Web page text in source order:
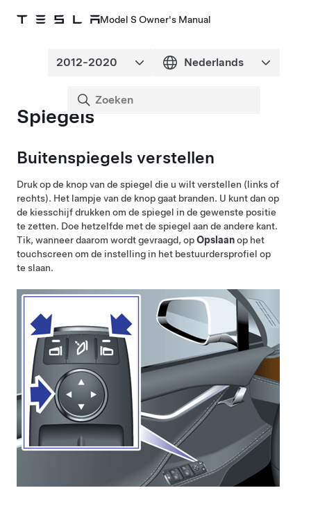
Model S Owner's Manual
Spiegels
Buitenspiegels verstellen
Druk op de knop van de spiegel die u wilt verstellen (links of
rechts). Het lampje van de knop gaat branden. U kunt dan op
de kiesschijf drukken om de spiegel in de gewenste positie
te zetten. Doe hetzelfde met de spiegel aan de andere kant.
Tik, wanneer daarom wordt gevraagd, opOpslaanop het
touchscreen om de instelling in het bestuurdersprofiel op
te slaan.